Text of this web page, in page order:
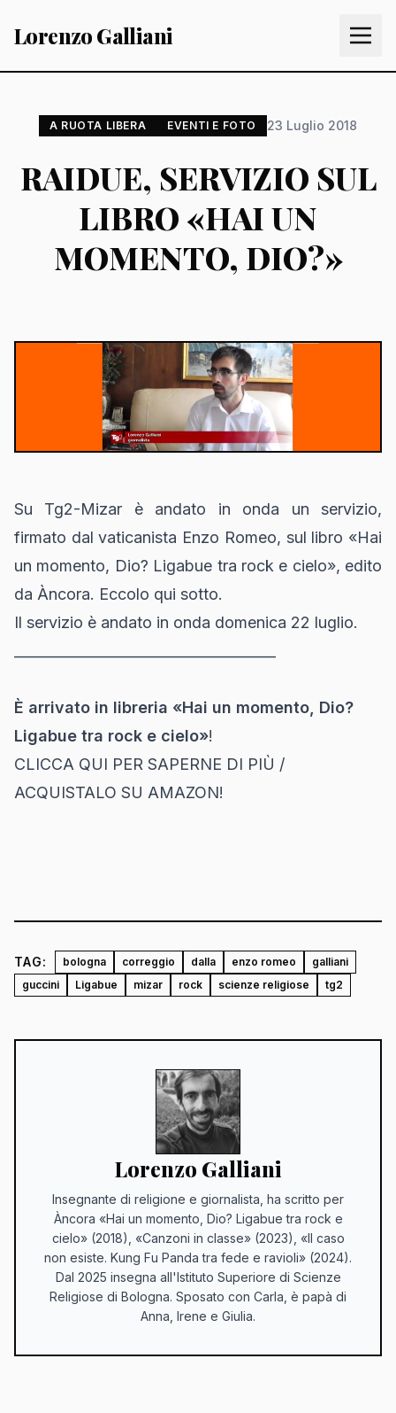
Lorenzo Galliani
A RUOTA LIBERA EVENTI E FOTO 23 Luglio 2018
RAIDUE, SERVIZIO SUL
LIBRO «HAI UN
MOMENTO, DIO?»
Su Tg2-Mizar è andato in onda un servizio,
firmato dal vaticanista Enzo Romeo, sul libro «Hai
un momento, Dio? Ligabue tra rock e cielo», edito
da Àncora. Eccolo qui sotto.
Il servizio è andato in onda domenica 22 luglio.
È arrivato in libreria «Hai un momento, Dio?
Ligabue tra rock e cielo»!
CLICCA QUI PER SAPERNE DI PIÙ /
ACQUISTALO SU AMAZON!
TAG: bologna correggio dalla enzo romeo
galliani
guccini
Ligabue mizar rock scienze religiose tg2
Lorenzo Galliani
Insegnante di religione e giornalista, ha scritto per
Àncora «Hai un momento, Dio? Ligabue tra rock e
cielo» (2018), «Canzoni in classe» (2023), «Il caso
non esiste. Kung Fu Panda tra fede e ravioli» (2024).
Dal 2025 insegna all'Istituto Superiore di Scienze
Religiose di Bologna. Sposato con Carla, è papà di
Anna, Irene e Giulia.